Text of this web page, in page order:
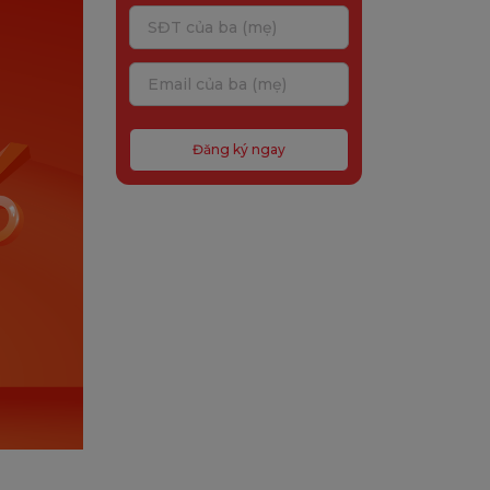
Đăng ký ngay